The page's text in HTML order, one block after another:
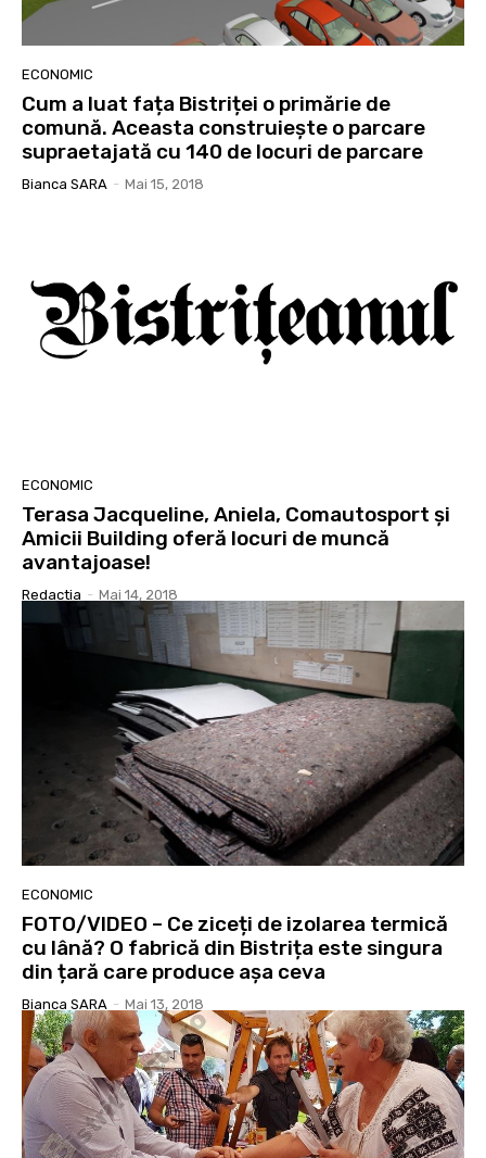
ECONOMIC
Cum a luat fața Bistriței o primărie de
comună. Aceasta construiește o parcare
supraetajată cu 140 de locuri de parcare
Bianca SARA - Mai 15, 2018
ECONOMIC
Terasa Jacqueline, Aniela, Comautosport și
Amicii Building oferă locuri de muncă
avantajoase!
Redactia - Mai 14, 2018
ECONOMIC
FOTO/VIDEO – Ce ziceți de izolarea termică
cu lână? O fabrică din Bistrița este singura
din țară care produce așa ceva
Bianca SARA - Mai 13, 2018